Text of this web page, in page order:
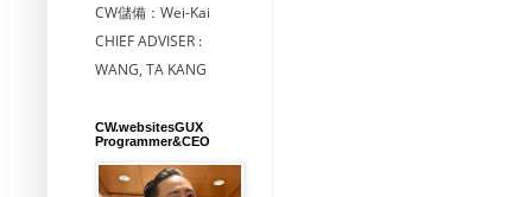
CW儲備：Wei-Kai
CHIEF ADVISER :
WANG, TA KANG
CW.websitesGUX
Programmer&CEO